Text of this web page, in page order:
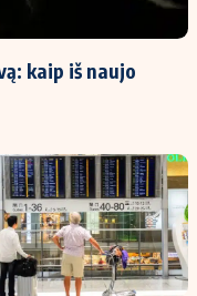
išmokos skaičiuoklė
skaičiuoklė
finansai
naujienos
kaip iš naujo